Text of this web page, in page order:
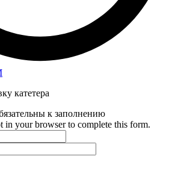
катетера
к заполнению
in your browser to complete this form.